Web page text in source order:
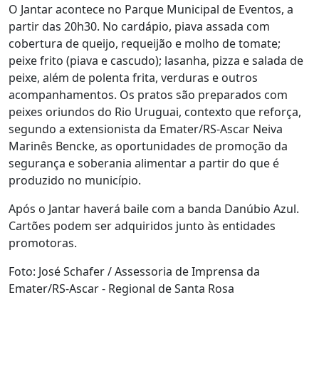
O Jantar acontece no Parque Municipal de Eventos, a
partir das 20h30. No cardápio, piava assada com
cobertura de queijo, requeijão e molho de tomate;
peixe frito (piava e cascudo); lasanha, pizza e salada de
peixe, além de polenta frita, verduras e outros
acompanhamentos. Os pratos são preparados com
peixes oriundos do Rio Uruguai, contexto que reforça,
segundo a extensionista da Emater/RS-Ascar Neiva
Marinês Bencke, as oportunidades de promoção da
segurança e soberania alimentar a partir do que é
produzido no município.
Após o Jantar haverá baile com a banda Danúbio Azul.
Cartões podem ser adquiridos junto às entidades
promotoras.
Foto: José Schafer / Assessoria de Imprensa da
Emater/RS-Ascar - Regional de Santa Rosa